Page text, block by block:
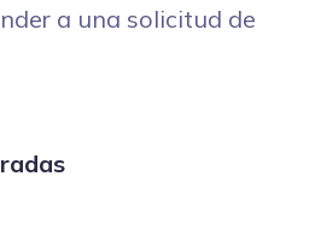
a una solicitud de